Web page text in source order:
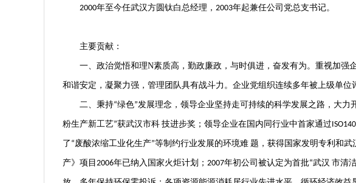
2000年至今任武汉方圆钛白总经理， 2003年起兼任公司党总支书记。
主要贡献：
一、政治觉悟和理N素质高，勤政廉政，与时俱进，奋发有为。重视加强
和谐安定，凝聚力强，管理团队具有战斗力。企业党组织连续多年被上级单位
二、秉持“绿色”发展理念，领导企业坚持走可持续的科学发展之路，大力
粉生产新工艺”获武汉市科 技进步奖；领导企业在国内同行业中首家通过
了 “废酸浓缩工业化生产”等制约行业发展的环境难 题，获得国家发明专利和
产》项目 2006年已纳入国家火炬计划； 2007年初公司被认定为首批“武汉 市清